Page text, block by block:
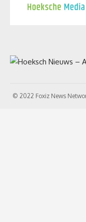
© 2022 Foxiz News